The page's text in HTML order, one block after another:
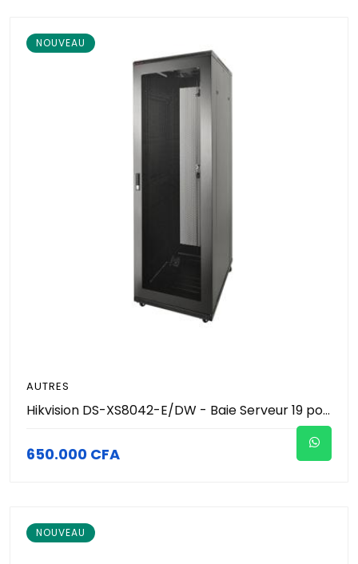
NOUVEAU
AUTRES
Hikvision DS-XS8042-E/DW - Baie Serveur 19 pouces 42U (800x1000x2050mm) - Portes Perforées Mesh - Charge 1000kg - Roulettes & Pieds - Armoire Informatique & Réseau Pro
650.000 CFA
NOUVEAU